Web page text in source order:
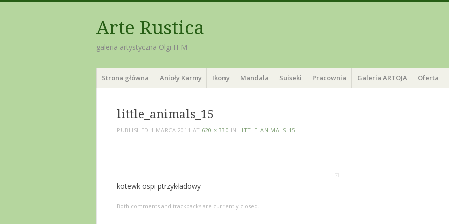
Arte Rustica
galeria artystyczna Olgi H-M
Menu
Skip
toStrona główna Anioły Karmy Ikony Mandala Suiseki Pracownia Galeria ARTOJA Oferta
little_animals_15
PUBLISHED 1 MARCA 2011 AT 620 × 330 IN LITTLE_ANIMALS_15
kotewk ospi ptrzykładowy
Both comments and trackbacks are currently closed.